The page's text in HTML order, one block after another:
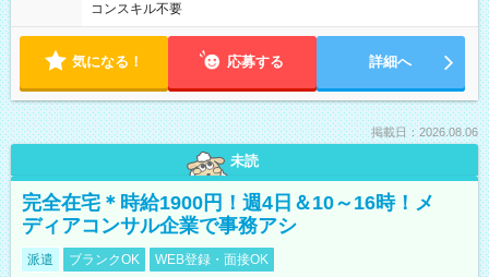
コンスキル不要
気になる！ 応募する 詳細へ
掲載日：2026.08.06
未読
完全在宅＊時給1900円！週4日＆10～16時！メ
ディアコンサル企業で事務アシ
派遣 ブランクOK WEB登録・面接OK